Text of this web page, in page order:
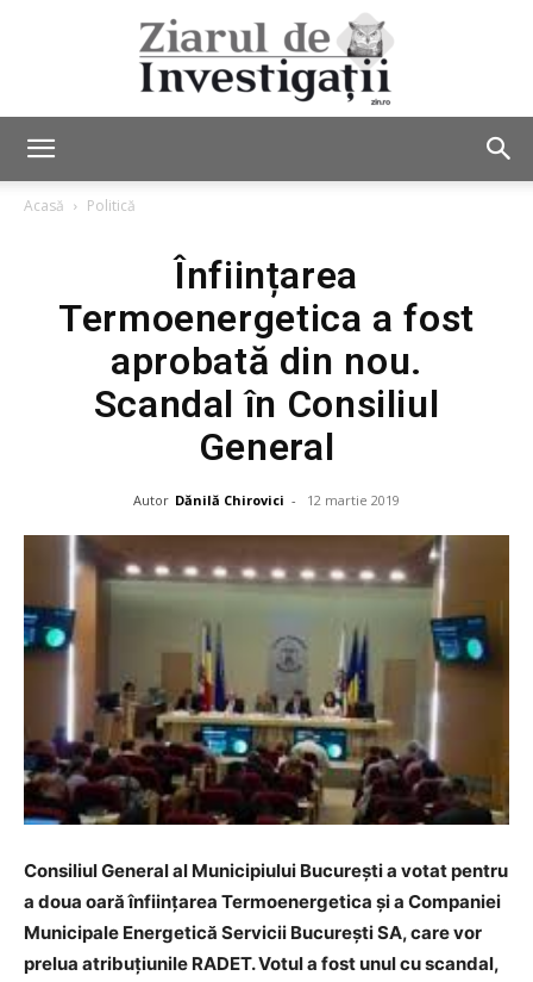
de
Acasă Politică
Înființarea
Termoenergetica a fost
aprobată din nou.
Scandal în Consiliul
General
Autor Dănilă Chirovici - 12 martie 2019
Consiliul General al Municipiului Bucureşti a votat pentru
a doua oară înfiinţarea Termoenergetica și a Companiei
Municipale Energetică Servicii Bucureşti SA, care vor
prelua atribuțiunile RADET. Votul a fost unul cu scandal,